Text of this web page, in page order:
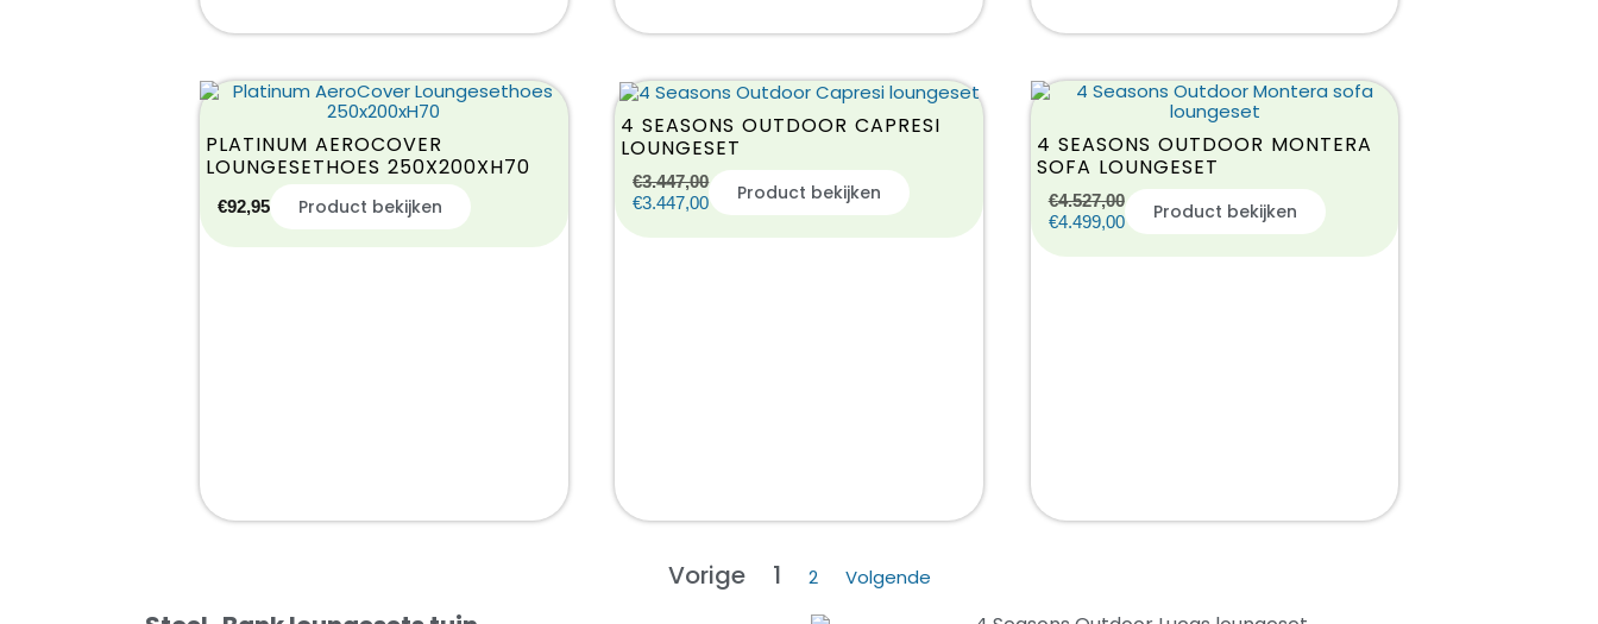
PLATINUM AEROCOVER
LOUNGESETHOES 250X200XH70
€92,95 Product bekijken
4 SEASONS OUTDOOR CAPRESI
LOUNGESET
€3.447,00
€3.447,00 Product bekijken
4 SEASONS OUTDOOR MONTERA
SOFA LOUNGESET
€4.527,00
€4.499,00 Product bekijken
Vorige 1 2 Volgende